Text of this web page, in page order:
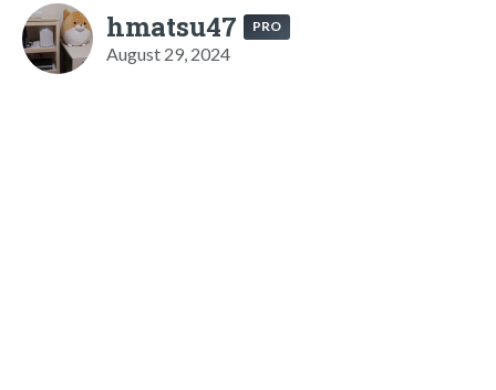
hmatsu47 PRO
August 29, 2024